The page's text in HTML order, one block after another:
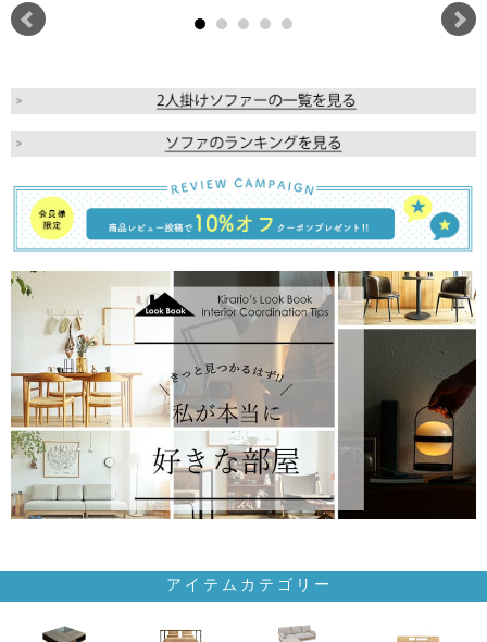
アイテムカテゴリー